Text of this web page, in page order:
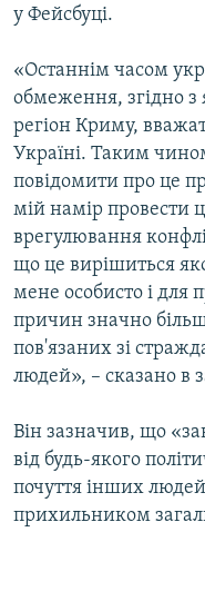
у Фейсбуці.
«Останнім часом
обмеження, згідно
регіон Криму,
Україні. Таким
повідомити про це
мій намір провести
врегулювання
що це вирішиться
мене особисто і для
причин значно
пов'язаних зі
людей», – сказано в
Він зазначив, що
від будь-якого
почуття інших
прихильником